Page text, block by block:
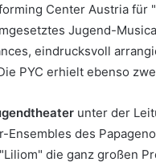
Center Austria
Jugend-
eindrucksvoll
PYC erhielt ebenso
unter der
Ensembles des
die ganz großen